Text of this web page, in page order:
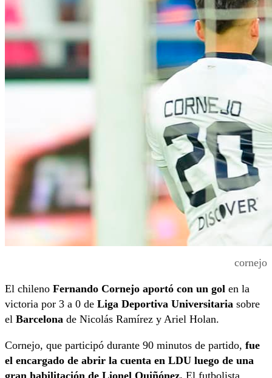
cornejo
El chileno Fernando Cornejo aportó con un gol en la
victoria por 3 a 0 de Liga Deportiva Universitaria sobre
el Barcelona de Nicolás Ramírez y Ariel Holan.
Cornejo, que participó durante 90 minutos de partido, fue
el encargado de abrir la cuenta en LDU luego de una